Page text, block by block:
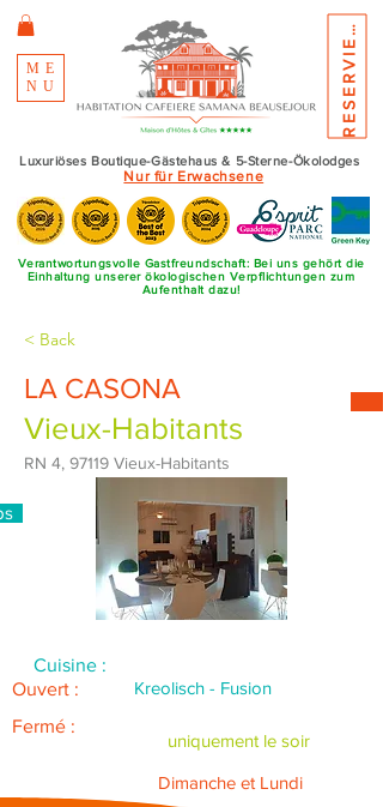
ME
NU
Luxuriöses Boutique-Gästehaus & 5-Sterne-Ökolodges
Nur für Erwachsene
R
E
S
E
R
V
I
E
R
E
N
Verantwortungsvolle Gastfreundschaft: Bei uns gehört die
Einhaltung unserer ökologischen Verpflichtungen zum
Aufenthalt dazu!
< Back
LA CASONA
Vieux-Habitants
RN 4, 97119 Vieux-Habitants
Cuisine :
Kreolisch - Fusion
Ouvert :
uniquement le soir
Fermé :
Dimanche et Lundi